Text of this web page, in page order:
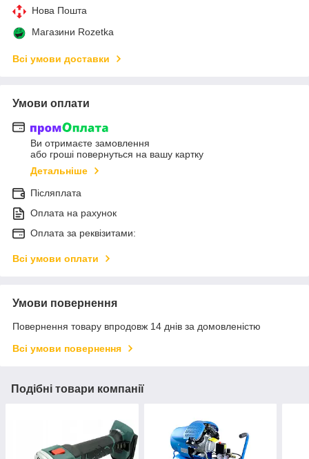
Нова Пошта
Магазини Rozetka
Всі умови доставки
Умови оплати
Ви отримаєте замовлення
або гроші повернуться на вашу картку
Детальніше
Післяплата
Оплата на рахунок
Оплата за реквізитами:
Всі умови оплати
Умови повернення
Повернення товару впродовж 14 днів за домовленістю
Всі умови повернення
Подібні товари компанії